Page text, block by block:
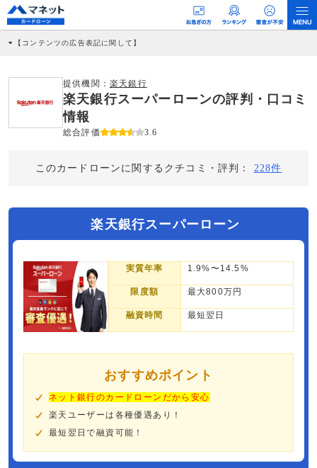
【コンテンツの広告表記に関して】
社に対して企業から紹介報酬が支払われるという収益モデルです。 ただし、特定の
商品を根拠なくPRするものではなく、当編集部の調査／ユーザーへの口コミ収集な
どに基づき、公平性を担保した情報提供を行っています。
提供機関： 楽天銀行
楽天銀行スーパーローンの評判・口コミ
情報
総合評価 3.6
このカードローンに関するクチコミ・評判： 228件
楽天銀行スーパーローン
実質年率 1.9%〜14.5%
限度額 最大800万円
融資時間 最短翌日
おすすめポイント
ネット銀行のカードローンだから安心
楽天ユーザーは各種優遇あり！
最短翌日で融資可能！